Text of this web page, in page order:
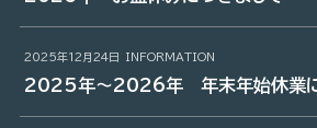
2025年12月24日 INFORMATION
2025年～2026年 年末年始休業に